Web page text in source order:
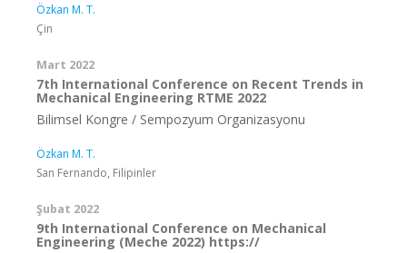
Özkan M. T.
Çin
Mart 2022
7th International Conference on Recent Trends in
Mechanical Engineering RTME 2022
Bilimsel Kongre / Sempozyum Organizasyonu
Özkan M. T.
San Fernando, Filipinler
Şubat 2022
9th International Conference on Mechanical
Engineering (Meche 2022) https://